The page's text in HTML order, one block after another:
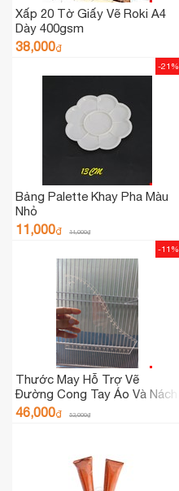
Xấp 20 Tờ Giấy Vẽ Roki A4
Dày 400gsm
38,000₫
Bảng Palette Khay Pha Màu
Nhỏ
11,000₫ 14,000₫
-21%
Thước May Hỗ Trợ Vẽ
Đường Cong Tay Áo Và Nách
Áo PT003
46,000₫ 52,000₫
-11%